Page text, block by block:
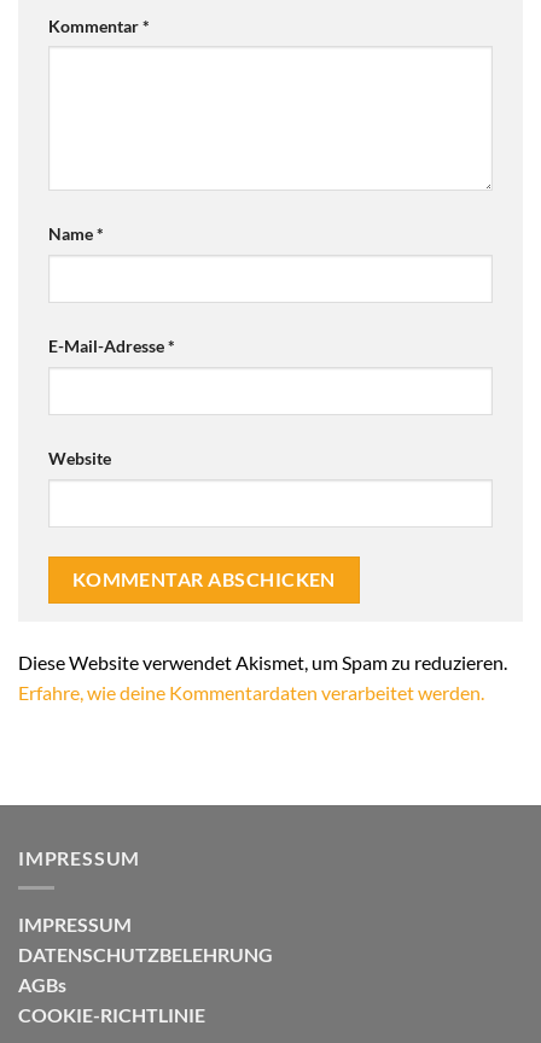
Kommentar*
Name*
E-Mail-Adresse*
Website
Diese Website verwendet Akismet, um Spam zu reduzieren.
Erfahre, wie deine Kommentardaten verarbeitet werden.
IMPRESSUM
IMPRESSUM
DATENSCHUTZBELEHRUNG
AGBs
COOKIE-RICHTLINIE